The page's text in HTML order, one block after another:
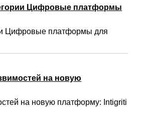
Цифровые платформы
Цифровые платформы для
на новую
на новую платформу: Intigriti